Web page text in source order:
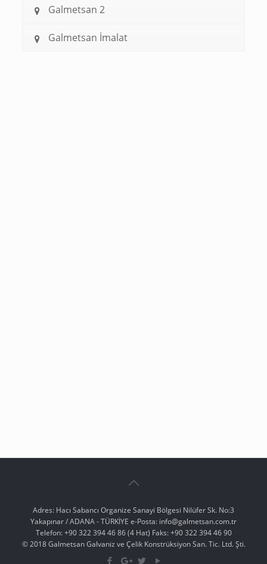
Galmetsan 2
Galmetsan İmalat
Adres: Hacı Sabancı Organize Sanayi Bölgesi Nilüfer Sk. No:3
Yakapınar / ADANA - TÜRKİYE e-Posta: info@galmetsan.com.tr
Telefon: +90 322 394 46 86 (4 Hat) Faks: +90 322 394 46 90
© 2018 Galmetsan Galvaniz ve Çelik Konstrüksiyon San. Tic. Ltd. Şti.